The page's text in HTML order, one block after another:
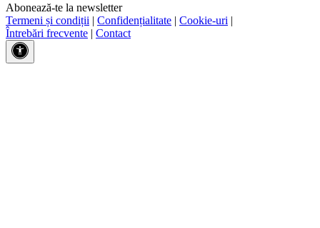
Abonează-te la newsletter
Termeni și condiții | Confidențialitate | Cookie-uri |
Întrebări frecvente | Contact